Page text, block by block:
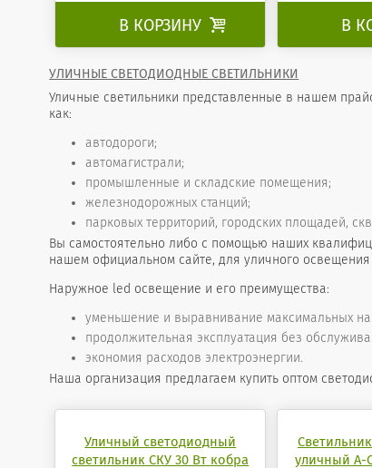
В КОРЗИНУ  В
УЛИЧНЫЕ СВЕТОДИОДНЫЕ СВЕТИЛЬНИКИ
Уличные светильники представленные в нашем
как:
автодороги;
автомагистрали;
промышленные и складские помещения;
железнодорожных станций;
парковых территорий, городских площадей,
Вы самостоятельно либо с помощью наших
нашем официальном сайте, для уличного
Наружное led освещение и его преимущества:
уменьшение и выравнивание максимальных
продолжительная эксплуатация без
экономия расходов электроэнергии.
Наша организация предлагаем купить оптом
Уличный светодиодный
светильник СКУ 30 Вт кобра
уличный А-